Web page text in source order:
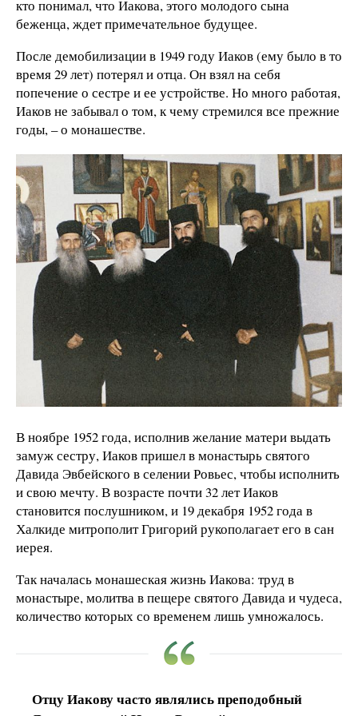
кто понимал, что Иакова, этого молодого сына
беженца, ждет примечательное будущее.
После демобилизации в 1949 году Иаков (ему было в то
время 29 лет) потерял и отца. Он взял на себя
попечение о сестре и ее устройстве. Но много работая,
Иаков не забывал о том, к чему стремился все прежние
годы, – о монашестве.
В ноябре 1952 года, исполнив желание матери выдать
замуж сестру, Иаков пришел в монастырь святого
Давида Эвбейского в селении Ровьес, чтобы исполнить
и свою мечту. В возрасте почти 32 лет Иаков
становится послушником, и 19 декабря 1952 года в
Халкиде митрополит Григорий рукополагает его в сан
иерея.
Так началась монашеская жизнь Иакова: труд в
монастыре, молитва в пещере святого Давида и чудеса,
количество которых со временем лишь умножалось.
Отцу Иакову часто являлись преподобный